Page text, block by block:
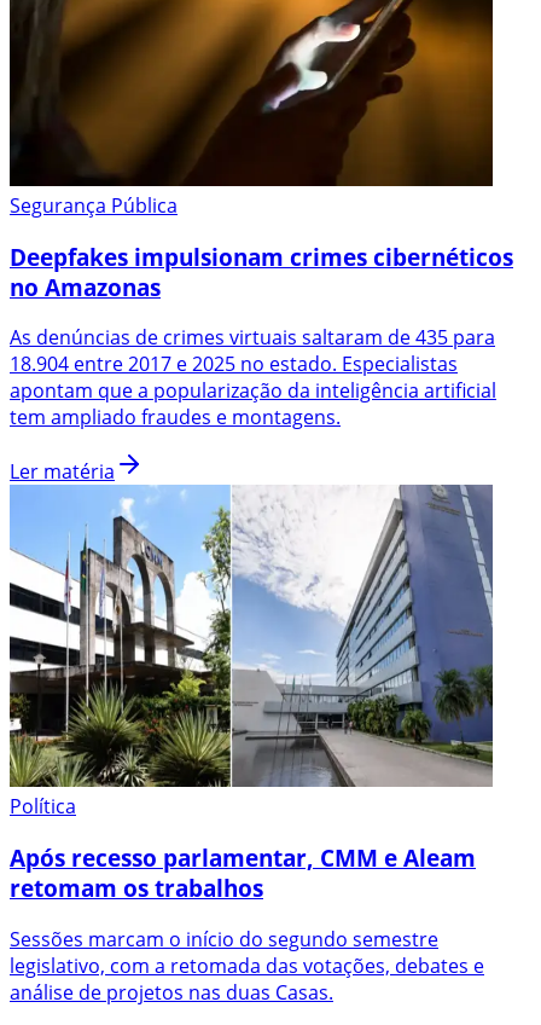
Segurança Pública
Deepfakes impulsionam crimes cibernéticos
no Amazonas
As denúncias de crimes virtuais saltaram de 435 para
18.904 entre 2017 e 2025 no estado. Especialistas
apontam que a popularização da inteligência artificial
tem ampliado fraudes e montagens.
Ler matéria
Política
Após recesso parlamentar, CMM e Aleam
retomam os trabalhos
Sessões marcam o início do segundo semestre
legislativo, com a retomada das votações, debates e
análise de projetos nas duas Casas.